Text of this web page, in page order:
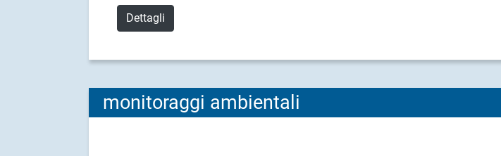
Dettagli
monitoraggi ambientali